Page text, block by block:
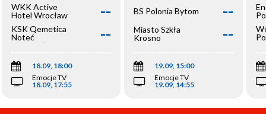
WKK Active
Hotel Wrocław
--
KSK Qemetica
Noteć
Inowrocław
--
18.09, 18:00
Emocje TV
18.09, 17:55
BS Polonia Bytom --
Miasto Szkła
Krosno
--
19.09, 15:00
Emocje TV
19.09, 14:55